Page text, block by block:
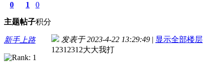
0
主题
1
帖子
0
积分
新手上路 发表于 2023-4-22 13:29:49 | 显示全部楼层
12312312大大我打